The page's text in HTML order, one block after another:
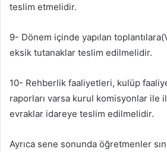
teslim etmelidir.
9- Dönem içinde yapılan
eksik tutanaklar teslim edilmelidir.
10- Rehberlik faaliyetleri, kulüp
raporları varsa kurul komisyonlar ile
evraklar idareye teslim edilmelidir.
Ayrıca sene sonunda öğretmenler